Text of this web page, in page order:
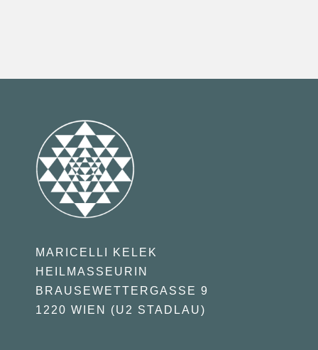
MARICELLI KELEK
HEILMASSEURIN
BRAUSEWETTERGASSE 9
1220 WIEN (U2 STADLAU)